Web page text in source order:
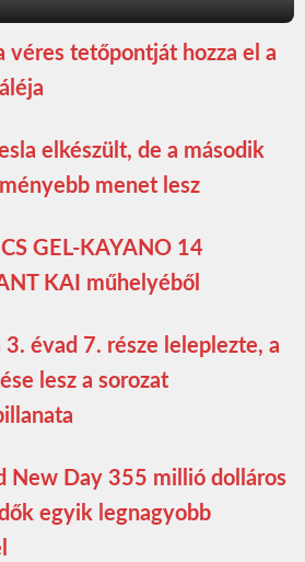
véres tetőpontját hozza el a
elkészült, de a második
menet lesz
GEL-KAYANO 14
KAI műhelyéből
3. évad 7. része leleplezte, a
lesz a sorozat
New Day 355 millió dolláros
egyik legnagyobb